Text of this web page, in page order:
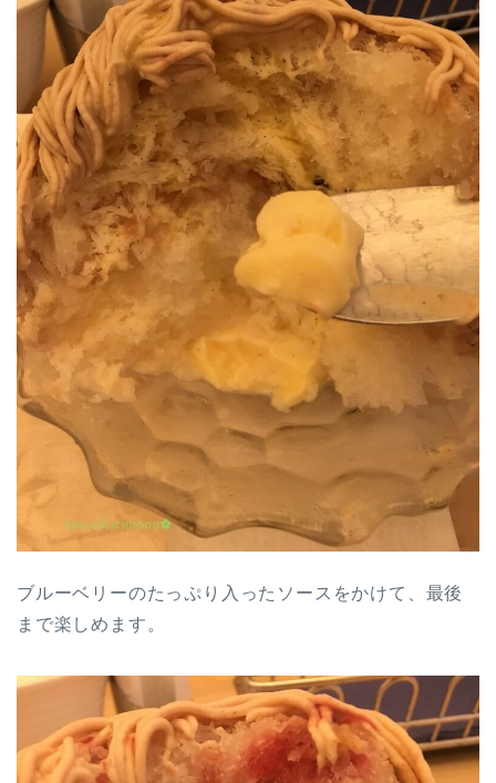
ブルーベリーのたっぷり入ったソースをかけて、最後
まで楽しめます。